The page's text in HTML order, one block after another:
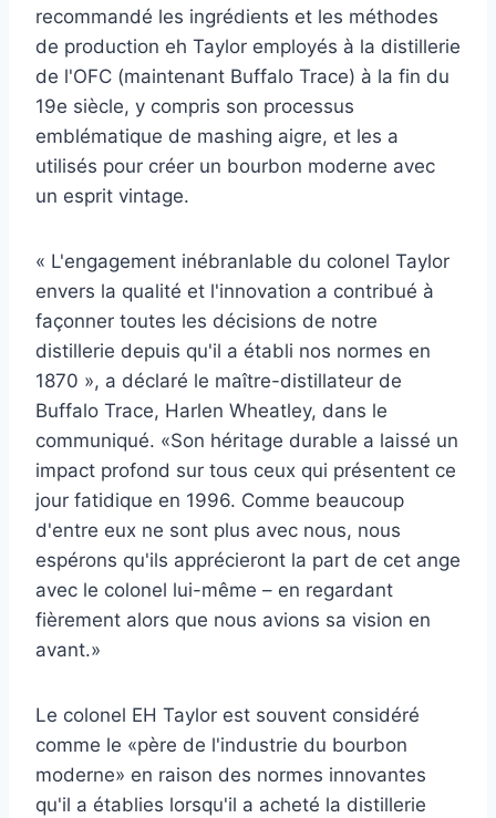
recommandé les ingrédients et les méthodes
de production eh Taylor employés à la distillerie
de l'OFC (maintenant Buffalo Trace) à la fin du
19e siècle, y compris son processus
emblématique de mashing aigre, et les a
utilisés pour créer un bourbon moderne avec
un esprit vintage.
« L'engagement inébranlable du colonel Taylor
envers la qualité et l'innovation a contribué à
façonner toutes les décisions de notre
distillerie depuis qu'il a établi nos normes en
1870 », a déclaré le maître-distillateur de
Buffalo Trace, Harlen Wheatley, dans le
communiqué. «Son héritage durable a laissé un
impact profond sur tous ceux qui présentent ce
jour fatidique en 1996. Comme beaucoup
d'entre eux ne sont plus avec nous, nous
espérons qu'ils apprécieront la part de cet ange
avec le colonel lui-même – en regardant
fièrement alors que nous avions sa vision en
avant.»
Le colonel EH Taylor est souvent considéré
comme le «père de l'industrie du bourbon
moderne» en raison des normes innovantes
qu'il a établies lorsqu'il a acheté la distillerie